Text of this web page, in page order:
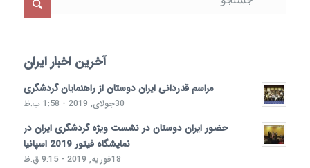
آخرین اخبار ایران
مراسم قدردانی ایران دوستان از راهنمایان گردشگری
30جولای, 2019 - 1:58 ب.ظ
حضور ایران دوستان در نشست ویژه گردشگری ایران در
نمایشگاه فیتور 2019 اسپانیا
18فوریه, 2019 - 9:15 ق.ظ